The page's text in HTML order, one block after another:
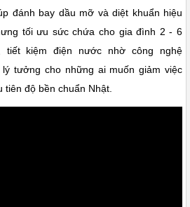
đánh bay dầu mỡ và diệt khuẩn hiệu
tối ưu sức chứa cho gia đình 2 - 6
tiết kiệm điện nước nhờ công nghệ
tưởng cho những ai muốn giảm việc
độ bền chuẩn Nhật.